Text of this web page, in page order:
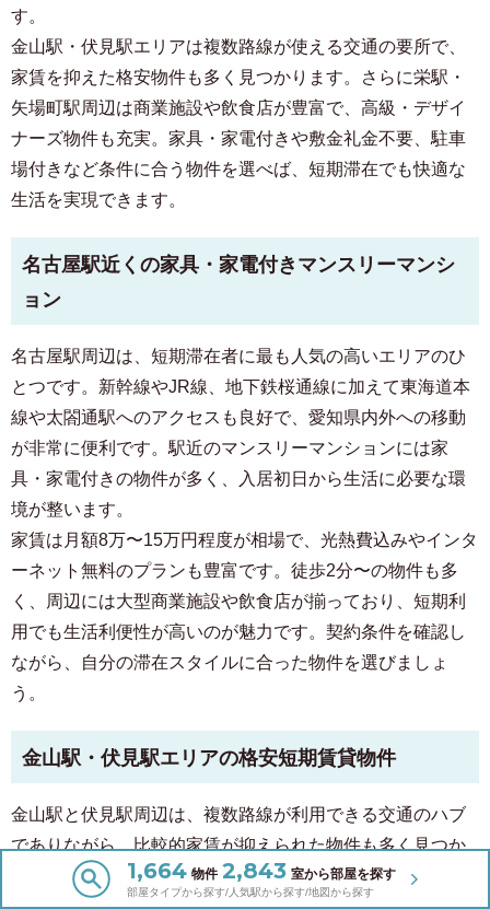
す。
金山駅・伏見駅エリアは複数路線が使える交通の要所で、
家賃を抑えた格安物件も多く見つかります。さらに栄駅・
矢場町駅周辺は商業施設や飲食店が豊富で、高級・デザイ
ナーズ物件も充実。家具・家電付きや敷金礼金不要、駐車
場付きなど条件に合う物件を選べば、短期滞在でも快適な
生活を実現できます。
名古屋駅近くの家具・家電付きマンスリーマンシ
ョン
名古屋駅周辺は、短期滞在者に最も人気の高いエリアのひ
とつです。新幹線やJR線、地下鉄桜通線に加えて東海道本
線や太閤通駅へのアクセスも良好で、愛知県内外への移動
が非常に便利です。駅近のマンスリーマンションには家
具・家電付きの物件が多く、入居初日から生活に必要な環
境が整います。
家賃は月額8万〜15万円程度が相場で、光熱費込みやインタ
ーネット無料のプランも豊富です。徒歩2分〜の物件も多
く、周辺には大型商業施設や飲食店が揃っており、短期利
用でも生活利便性が高いのが魅力です。契約条件を確認し
ながら、自分の滞在スタイルに合った物件を選びましょ
う。
金山駅・伏見駅エリアの格安短期賃貸物件
金山駅と伏見駅周辺は、複数路線が利用できる交通のハブ
でありながら、比較的家賃が抑えられた物件も多く見つか
ります。家具・家電付きの格安短期賃貸は月額5万〜9万円
1,664 物件 2,843 室から部屋を探す
部屋タイプから探す/人気駅から探す/地図から探す